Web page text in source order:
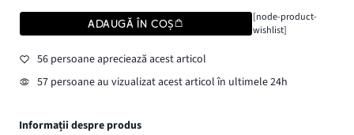
ADAUGĂ ÎN COȘ
[node-product-
wishlist]
56 persoane apreciează acest articol
57 persoane au vizualizat acest articol în ultimele 24h
Informații despre produs